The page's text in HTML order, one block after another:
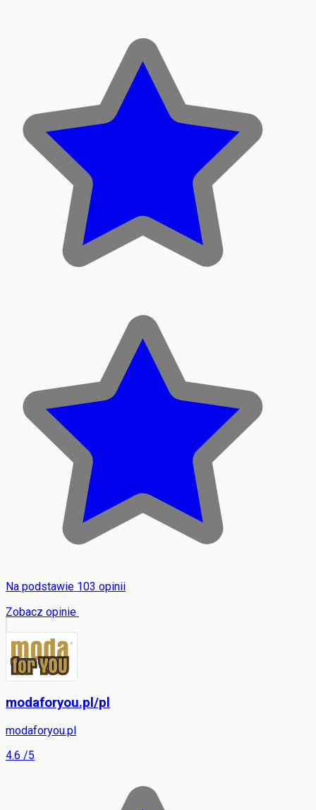
Na podstawie 103 opinii
Zobacz opinie
modaforyou.pl/pl
modaforyou.pl
4.6 /5